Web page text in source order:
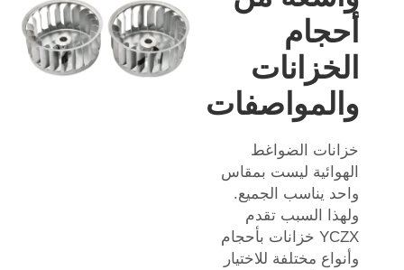
أحجام
الخزانات
والمواصفات
خزانات الضواغط
الهوائية ليست بمقاس
واحد يناسب الجميع.
ولهذا السبب تقدم
YCZX خزانات بأحجام
وأنواع مختلفة للاختيار